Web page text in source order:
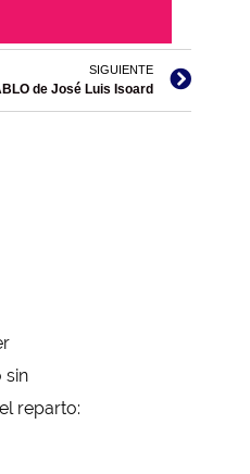
SIGUIENTE
de José Luis Isoard
sin
reparto: